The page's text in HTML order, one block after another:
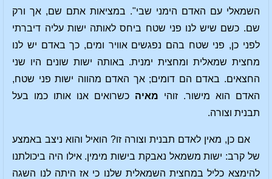
השמאלי עם האדם הימני שבי". במציאות אתם שם, אך ורק
שם. כשם שיש לנו פני שטח ביחס לאותה ישות עליה דיברתי
לפני כן, פני שטח בהם נפגשים אוויר ומים, כך באדם יש לנו
מחצית שמאלית ומחצית ימנית. באותה ישות שונים היו שני
החצאים. באדם הם דומים; אך האדם מהווה ישות פני שטח,
האדם הוא מישור. זוהי מאיה כשרואים אנו אותו כמו בעל
תבנית וצורה.
אם כן, מאין לאדם תבנית וצורה זו? הואיל והוא ניצב באמצע
של קרב: ישות משמאל נאבקת בישות מימין. אילו היה ביכולתנו
להימצא כליל במחצית השמאלית שלנו כי אז היתה לנו השגה